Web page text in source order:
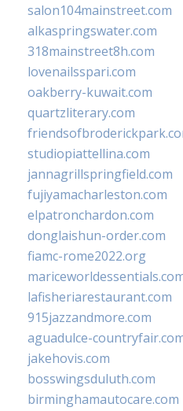
salon104mainstreet.com
alkaspringswater.com
318mainstreet8h.com
lovenailsspari.com
oakberry-kuwait.com
quartzliterary.com
studiopiattellina.com
jannagrillspringfield.com
fujiyamacharleston.com
elpatronchardon.com
donglaishun-order.com
fiamc-rome2022.org
lafisheriarestaurant.com
915jazzandmore.com
aguadulce-
jakehovis.com
bosswingsduluth.com
birminghamautocare.com